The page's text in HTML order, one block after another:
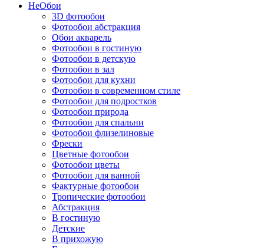
НеОбои
3D фотообои
Фотообои абстракция
Обои акварель
Фотообои в гостиную
Фотообои в детскую
Фотообои в зал
Фотообои для кухни
Фотообои в современном стиле
Фотообои для подростков
Фотообои природа
Фотообои для спальни
Фотообои флизелиновые
Фрески
Цветные фотообои
Фотообои цветы
Фотообои для ванной
Фактурные фотообои
Тропические фотообои
Абстракция
В гостиную
Детские
В прихожую